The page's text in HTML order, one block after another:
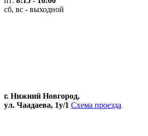
сб, вс - выходной
г. Нижний Новгород,
ул. Чаадаева, 1у/1 Схема проезда